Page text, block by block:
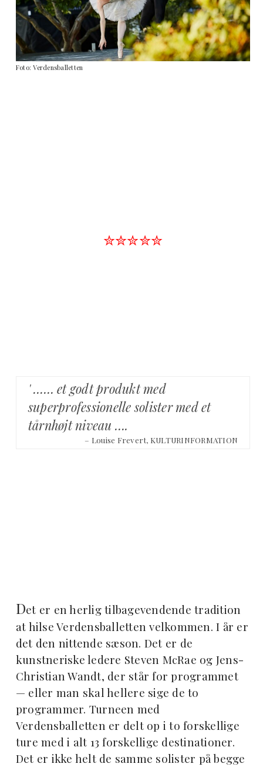
Foto: Verdensballetten
✮✮✮✮✮
' …… et godt produkt med
superprofessionelle solister med et
tårnhøjt niveau ….
– Louise Frevert, KULTURINFORMATION
Det er en herlig tilbagevendende tradition
at hilse Verdensballetten velkommen. I år er
det den nittende sæson. Det er de
kunstneriske ledere Steven McRae og Jens-
Christian Wandt, der står for programmet
— eller man skal hellere sige de to
programmer. Turneen med
Verdensballetten er delt op i to forskellige
ture med i alt 13 forskellige destinationer.
Det er ikke helt de samme solister på begge